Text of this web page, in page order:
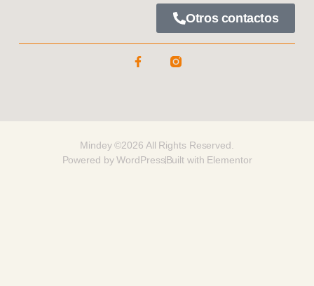
Otros contactos
Mindey ©2026 All Rights Reserved.
Powered by WordPressBuilt with Elementor